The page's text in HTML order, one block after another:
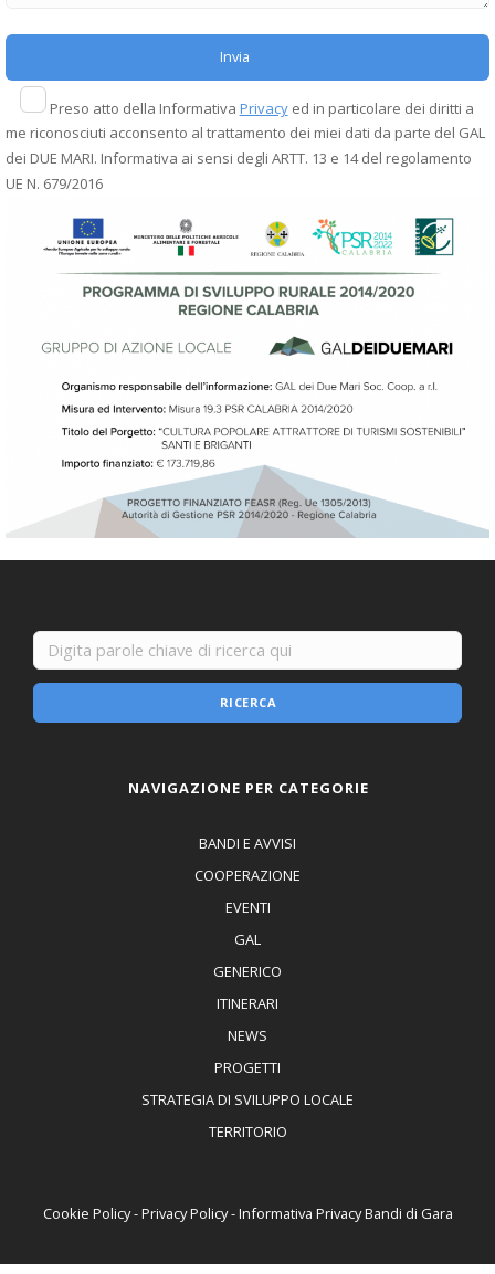
Preso atto della Informativa Privacyed in particolare dei diritti a
me riconosciuti acconsento al trattamento dei miei dati da parte del GAL
dei DUE MARI. Informativa ai sensi degli ARTT. 13 e 14 del regolamento
UE N. 679/2016
RICERCA
NAVIGAZIONE PER CATEGORIE
BANDI E AVVISI
COOPERAZIONE
EVENTI
GAL
GENERICO
ITINERARI
NEWS
PROGETTI
STRATEGIA DI SVILUPPO LOCALE
TERRITORIO
Cookie Policy-Privacy Policy-Informativa Privacy Bandi di Gara